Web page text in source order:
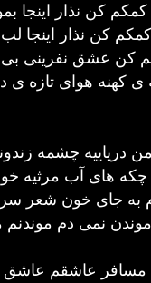
کن نذار اینجا
کن نذار اینجا
کن عشق نفرینی بی
کهنه هوای تازه ی
درياییه چشمه
های آب مرثیه
به جای خون شعر
نمی دم
عاشقم عاشق